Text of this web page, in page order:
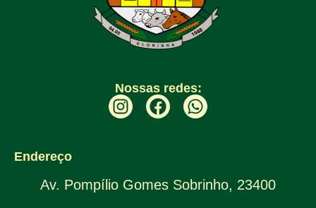
Nossas redes:
Endereço
Av. Pompílio Gomes Sobrinho, 23400